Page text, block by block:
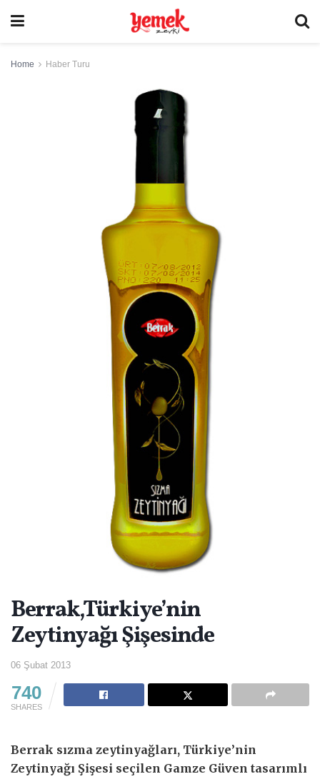
Home Haber Turu
Berrak,Türkiye’nin
Zeytinyağı Şişesinde
06 Şubat 2013
740
SHARES
Berrak sızma zeytinyağları, Türkiye’nin
Zeytinyağı Şişesi seçilen Gamze Güven tasarımlı